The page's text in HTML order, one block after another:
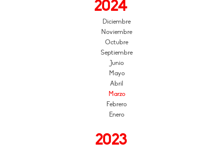
2024
Diciembre
Noviembre
Octubre
Septiembre
Junio
Mayo
Abril
Marzo
Febrero
Enero
2023